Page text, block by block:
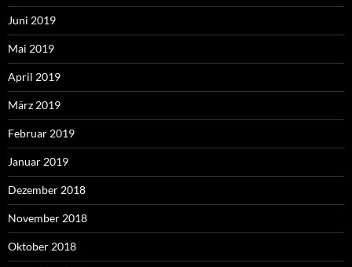
Juni 2019
Mai 2019
April 2019
März 2019
Februar 2019
Januar 2019
Dezember 2018
November 2018
Oktober 2018